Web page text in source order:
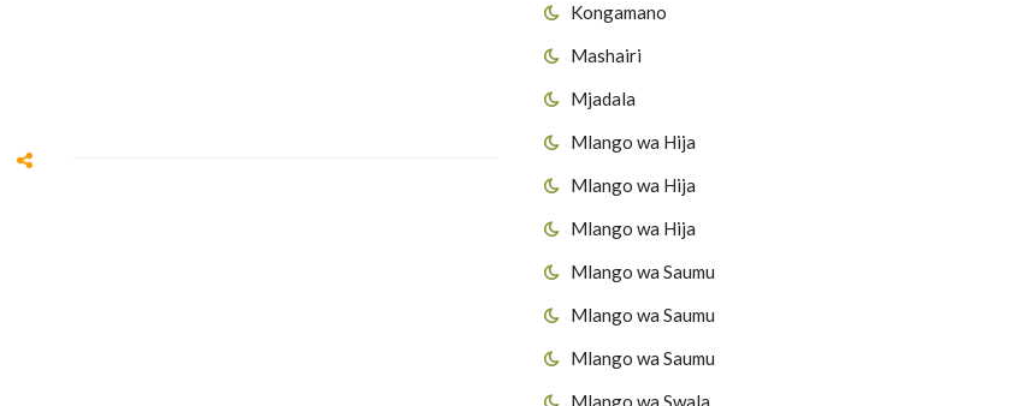
Kongamano
Mashairi
Mjadala
Mlango wa Hija
Mlango wa Hija
Mlango wa Hija
Mlango wa Saumu
Mlango wa Saumu
Mlango wa Saumu
Mlango wa Swala